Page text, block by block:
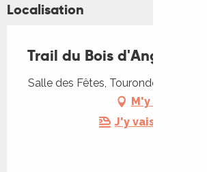
Localisation
Trail du Bois d'Anglars
Salle des Fêtes, Tourondels, 46140
M'y rendre
J'y vais en train !